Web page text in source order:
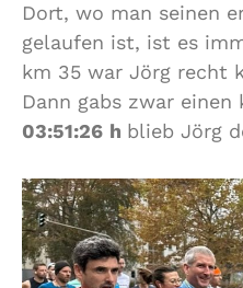
Dort, wo man seinen
gelaufen ist, ist es
km 35 war Jörg recht
Dann gabs zwar
03:51:26 h blieb Jörg